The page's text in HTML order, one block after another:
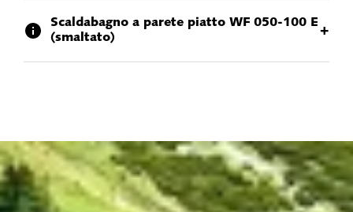
Scaldabagno a parete piatto WF 050-100 E
(smaltato)
+